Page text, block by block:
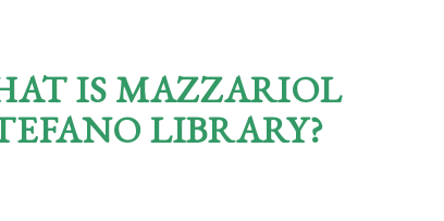
IS MAZZARIOL
LIBRARY?